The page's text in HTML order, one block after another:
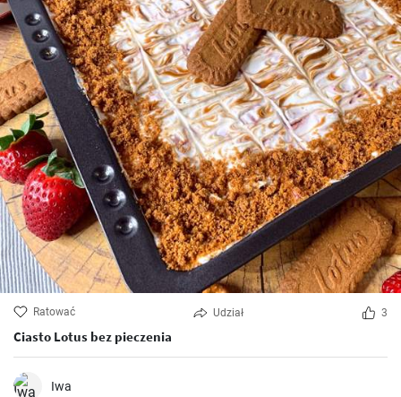
Ratować Udział 3
Ciasto Lotus bez pieczenia
Iwa